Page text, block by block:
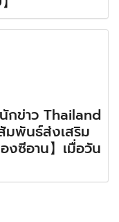
กข่าว Thailand
มพันธ์ส่งเสริม
งซีอาน】เมื่อวัน